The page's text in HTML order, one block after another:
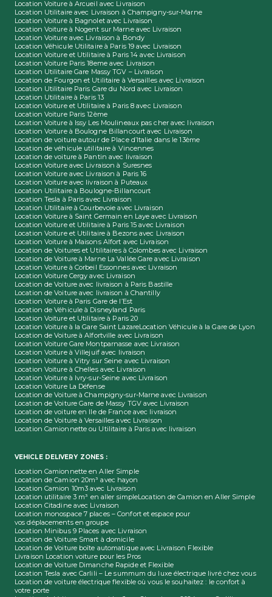
Location Voiture à Arcueil avec Livraison
Location Utilitaire avec Livraison à Champigny-sur-Marne
Location Voiture à Bagnolet avec Livraison
Location Voiture à Nogent sur Marne avec Livraison
Location Voiture avec Livraison à Bondy
Location Véhicule Utilitaire à Paris 19 avec Livraison
Location Voiture et Utilitaire à Paris 14 avec Livraison
Location Voiture Paris 18eme avec Livraison
Location Utilitaire Gare Massy TGV – Livraison
Location de Fourgon et Utilitaire à Versailles avec Livraison
Location Utilitaire Paris Gare du Nord avec Livraison
Location Utilitaire à Paris 13
Location Voiture et Utilitaire à Paris 8 avec Livraison
Location Voiture Paris 12ème
Location Voiture à Issy Les Moulineaux pas cher avec livraison
Location Voiture à Boulogne Billancourt avec Livraison
Location de voiture autour de Place d’Italie dans le 13ème
Location de véhicule utilitaire à Vincennes
Location de voiture à Pantin avec livraison
Location Voiture avec Livraison à Suresnes
Location Voiture avec Livraison à Paris 16
Location Voiture avec livraison à Puteaux
Location Utilitaire à Boulogne-Billancourt
Location Tesla à Paris avec Livraison
Location Utilitaire à Courbevoie avec Livraison
Location Voiture à Saint Germain en Laye avec Livraison
Location Voiture et Utilitaire à Paris 15 avec Livraison
Location Voiture et Utilitaire à Bezons avec Livraison
Location Voiture à Maisons Alfort avec Livraison
Location de Voitures et Utilitaires à Colombes avec Livraison
Location de Voiture à Marne La Vallée Gare avec Livraison
Location Voiture à Corbeil Essonnes avec Livraison
Location Voiture Cergy avec Livraison
Location de Voiture avec livraison à Paris Bastille
Location de Voiture avec livraison à Chantilly
Location Voiture à Paris Gare de l’Est
Location de Véhicule à Disneyland Paris
Location Voiture et Utilitaire à Paris 20
Location Voiture à la Gare Saint LazareLocation Véhicule à la Gare de Lyon
Location de Voiture à Alfortville avec Livraison
Location Voiture Gare Montparnasse avec Livraison
Location Voiture à Villejuif avec livraison
Location Voiture à Vitry sur Seine avec Livraison
Location Voiture à Chelles avec Livraison
Location Voiture à Ivry-sur-Seine avec Livraison
Location Voiture La Défense
Location de Voiture à Champigny-sur-Marne avec Livraison
Location de Voiture Gare de Massy TGV avec Livraison
Location de voiture en Ile de France avec livraison
Location de Voiture à Versailles avec Livraison
Location Camionnette ou Utilitaire à Paris avec livraison
VEHICLE DELIVERY ZONES :
Location Camionnette en Aller Simple
Location de Camion 20m³ avec hayon
Location Camion 10m3 avec Livraison
Location utilitaire 3 m³ en aller simpleLocation de Camion en Aller Simple
Location Citadine avec Livraison
Location monospace 7 places – Confort et espace pour
vos déplacements en groupe
Location Minibus 9 Places avec Livraison
Location de Voiture Smart à domicile
Location de Voiture boîte automatique avec Livraison Flexible
Livraison Location voiture pour les Pros
Location de Voiture Dimanche Rapide et Flexible
Location Tesla avec Carlili – Le summum du luxe électrique livré chez vous
Location de voiture électrique flexible où vous le souhaitez : le confort à
votre porte